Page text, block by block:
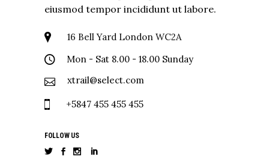
eiusmod tempor incididunt ut labore.
16 Bell Yard London WC2A
Mon - Sat 8.00 - 18.00 Sunday
xtrail@select.com
+5847 455 455 455
FOLLOW US